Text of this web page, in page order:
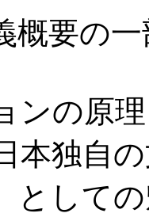
要の一
の原
本独自
として